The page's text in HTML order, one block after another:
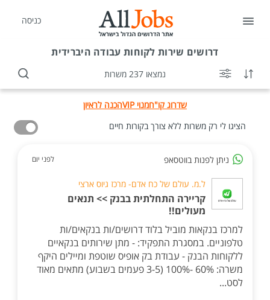
כניסה
דרושים שירות לקוחות עבודה היברידית
נמצאו 237 משרות
שדרוג קו"חמנוי VIP
הכנה לראיון
הציגו לי רק משרות ללא צורך בקורות חיים
ניתן לפנות בווטסאפ לפני יום
ל.מ. עולם של כח אדם- מרכז גיוס ארצי
קריירה התחלתית בבנק >> תנאים
מעולים!!
למרכז בנקאות מוביל בלוד דרושים/ות בנקאים/ות
טלפוניים. במסגרת התפקיד: - מתן שירותים בנקאיים
ללקוחות הבנק - עבודת בק אופיס שוטפת ומיילים היקף
משרה: 60% -100% (3-5 פעמים בשבוע) מתאים מאוד
לסט...